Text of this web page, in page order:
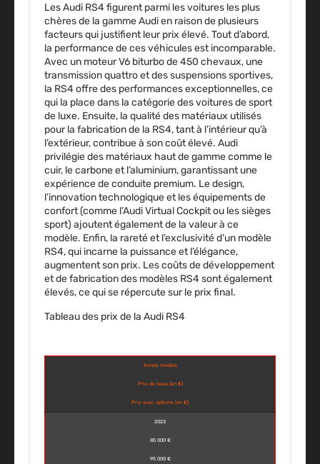
LesAudi RS4figurent parmi les voitures les plus
chères de la gamme Audi en raison de plusieurs
facteurs qui justifient leur prix élevé. Tout d’abord,
la performancede ces véhicules est incomparable.
Avec un moteur V6 biturbo de 450 chevaux, une
transmissionquattroet des suspensions sportives,
la RS4 offre des performances exceptionnelles, ce
qui la place dans la catégorie des voitures de sport
de luxe. Ensuite, la qualité des matériaux utilisés
pour la fabrication de la RS4, tant à l’intérieur qu’à
l’extérieur, contribue à son coût élevé. Audi
privilégie des matériaux haut de gamme comme le
cuir, le carbone et l’aluminium, garantissant une
expérience de conduite premium. Le design,
l’innovation technologique et les équipements de
confort (comme l’Audi Virtual Cockpit ou les sièges
sport) ajoutent également de la valeur à ce
modèle. Enfin, la rareté et l’exclusivitéd’un modèle
RS4, qui incarne la puissance et l’élégance,
augmentent son prix. Les coûts de développement
et de fabrication des modèles RS4 sont également
élevés, ce qui se répercute sur le prix final.
Tableau des prix de la Audi RS4
Année modèle
Prix de base (en €)
Prix avec options (en €)
2023
85 000 €
95 000 €